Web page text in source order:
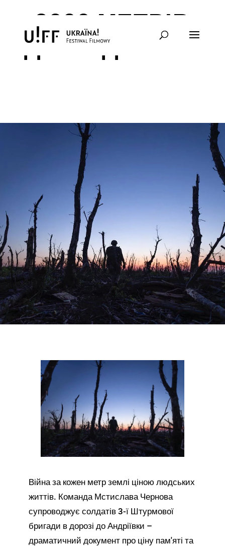
2000 МЕТРІВ
ДО АНДРІЇВКИ
Війна за кожен метр землі ціною людських
життів. Команда Мстислава Чернова
супроводжує солдатів 3-ї Штурмової
бригади в дорозі до Андріївки –
драматичний документ про ціну пам'яті та